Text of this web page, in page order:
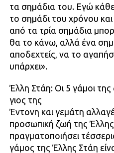
τα σημάδια του. Εγώ
το σημάδι του χρόνου
από τα τρία σημάδια
θα το κάνω, αλλά ένα
αποδεχτείς, να το
υπάρχει».
Έλλη Στάη: Οι 5 γάμοι
γιος της
Έντονη και γεμάτη
προσωπική ζωή της Έλλης
πραγματοποιήσει
γάμος της Έλλης Στάη